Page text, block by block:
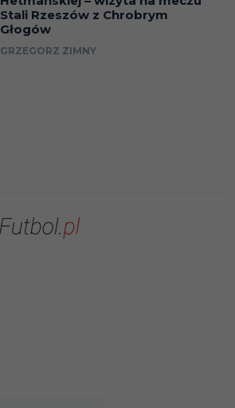
Stali Rzeszów z Chrobrym
Głogów
GRZEGORZ ZIMNY